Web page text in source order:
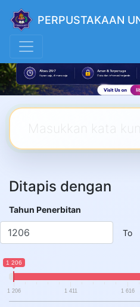
PERPUSTAKAAN
Ditapis dengan
Tahun Penerbitan
To
1 206
1 206 1 411 1 616